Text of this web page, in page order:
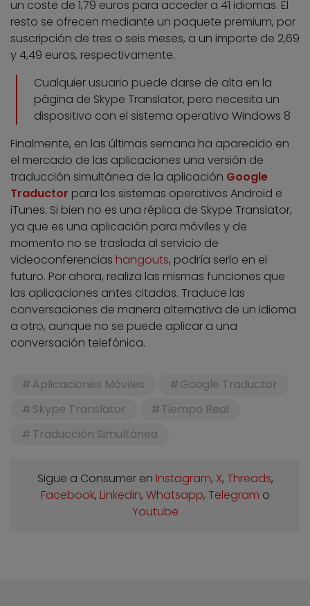
un coste de 1,79 euros para acceder a 41 idiomas. El
resto se ofrecen mediante un paquete premium, por
suscripción de tres o seis meses, a un importe de 2,69
y 4,49 euros, respectivamente.
Cualquier usuario puede darse de alta en la
página de Skype Translator, pero necesita un
dispositivo con el sistema operativo Windows 8
Finalmente, en las últimas semana ha aparecido en
el mercado de las aplicaciones una versión de
traducción simultánea de la aplicación Google
Traductor para los sistemas operativos Android e
iTunes. Si bien no es una réplica de Skype Translator,
ya que es una aplicación para móviles y de
momento no se traslada al servicio de
videoconferencias hangouts, podría serlo en el
futuro. Por ahora, realiza las mismas funciones que
las aplicaciones antes citadas. Traduce las
conversaciones de manera alternativa de un idioma
a otro, aunque no se puede aplicar a una
conversación telefónica.
Aplicaciones Móviles
Google Traductor
Skype Translator
Tiempo Real
Traducción Simultánea
Sigue a Consumer en Instagram, X, Threads,
Facebook, Linkedin, Whatsapp, Telegram o
Youtube